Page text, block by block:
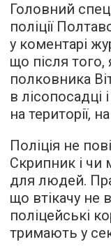
Головний
поліції
у коментарі
що після того,
полковника
в лісопосадці
на території,
Поліція не
Скрипник і чи
для людей.
що втікачу не
поліцейські
тримають у